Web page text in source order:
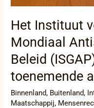
Het Instituut
Mondiaal
Beleid
toenemende
Binnenland, Buitenland,
Maatschappij,